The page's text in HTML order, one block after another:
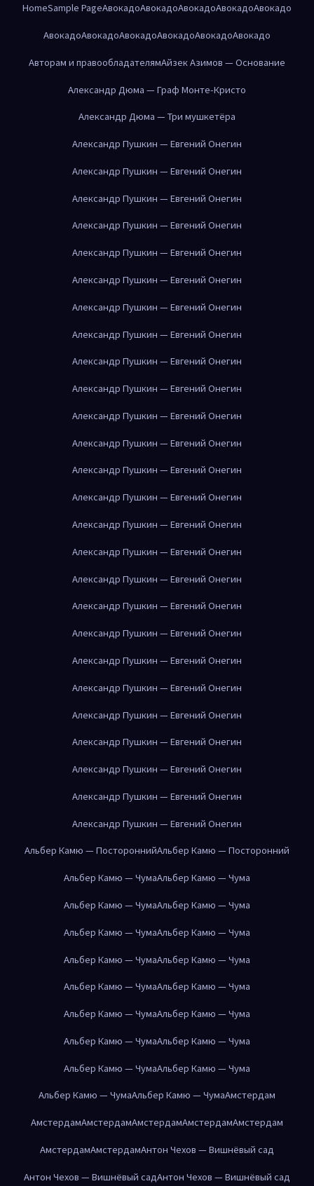
HomeSample PageАвокадоАвокадоАвокадоАвокадоАвокадо
АвокадоАвокадоАвокадоАвокадоАвокадоАвокадо
Авторам и правообладателямАйзек Азимов — Основание
Александр Дюма — Граф Монте-Кристо
Александр Дюма — Три мушкетёра
Александр Пушкин — Евгений Онегин
Александр Пушкин — Евгений Онегин
Александр Пушкин — Евгений Онегин
Александр Пушкин — Евгений Онегин
Александр Пушкин — Евгений Онегин
Александр Пушкин — Евгений Онегин
Александр Пушкин — Евгений Онегин
Александр Пушкин — Евгений Онегин
Александр Пушкин — Евгений Онегин
Александр Пушкин — Евгений Онегин
Александр Пушкин — Евгений Онегин
Александр Пушкин — Евгений Онегин
Александр Пушкин — Евгений Онегин
Александр Пушкин — Евгений Онегин
Александр Пушкин — Евгений Онегин
Александр Пушкин — Евгений Онегин
Александр Пушкин — Евгений Онегин
Александр Пушкин — Евгений Онегин
Александр Пушкин — Евгений Онегин
Александр Пушкин — Евгений Онегин
Александр Пушкин — Евгений Онегин
Александр Пушкин — Евгений Онегин
Александр Пушкин — Евгений Онегин
Александр Пушкин — Евгений Онегин
Александр Пушкин — Евгений Онегин
Александр Пушкин — Евгений Онегин
Альбер Камю — ПостороннийАльбер Камю — Посторонний
Альбер Камю — ЧумаАльбер Камю — Чума
Альбер Камю — ЧумаАльбер Камю — Чума
Альбер Камю — ЧумаАльбер Камю — Чума
Альбер Камю — ЧумаАльбер Камю — Чума
Альбер Камю — ЧумаАльбер Камю — Чума
Альбер Камю — ЧумаАльбер Камю — Чума
Альбер Камю — ЧумаАльбер Камю — Чума
Альбер Камю — ЧумаАльбер Камю — Чума
Альбер Камю — ЧумаАльбер Камю — ЧумаАмстердам
АмстердамАмстердамАмстердамАмстердамАмстердам
АмстердамАмстердамАнтон Чехов — Вишнёвый сад
Антон Чехов — Вишнёвый садАнтон Чехов — Вишнёвый сад